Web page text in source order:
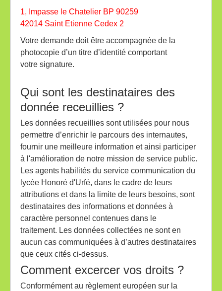
1, Impasse le Chatelier BP 90259
42014 Saint Etienne Cedex 2
Votre demande doit être accompagnée de la
photocopie d’un titre d’identité comportant
votre signature.
Qui sont les destinataires des
donnée receuillies ?
Les données recueillies sont utilisées pour nous
permettre d’enrichir le parcours des internautes,
fournir une meilleure information et ainsi participer
à l'amélioration de notre mission de service public.
Les agents habilités du service communication du
lycée Honoré d'Urfé, dans le cadre de leurs
attributions et dans la limite de leurs besoins, sont
destinataires des informations et données à
caractère personnel contenues dans le
traitement. Les données collectées ne sont en
aucun cas communiquées à d’autres destinataires
que ceux cités ci-dessus.
Comment excercer vos droits ?
Conformément au règlement européen sur la